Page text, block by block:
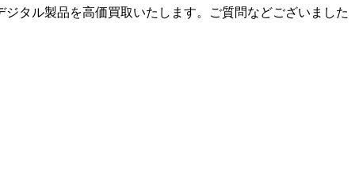
タル製品を高価買取いたします。ご質問などございました